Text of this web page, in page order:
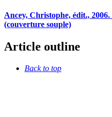
Ancey, Christophe, édit., 2006.
(couverture souple)
Article outline
Back to top